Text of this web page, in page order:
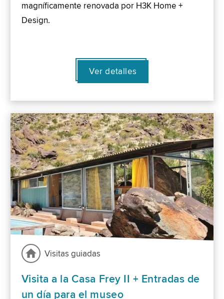
magníficamente renovada por H3K Home +
Design.
Ver detalles
Visitas guiadas
Visita a la Casa Frey II + Entradas de
un día para el museo